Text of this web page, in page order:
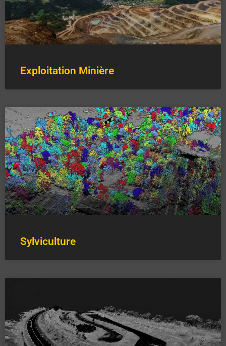
Exploitation Minière
Sylviculture